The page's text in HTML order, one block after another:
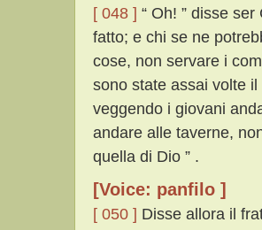
[ 048 ] “ Oh! ” disse
fatto; e chi se ne
cose, non servare i
sono state assai volte
veggendo i giovani
andare alle taverne,
quella di Dio ” .
[Voice: panfilo ]
[ 050 ] Disse allora il